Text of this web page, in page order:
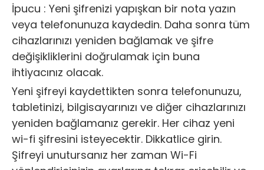
İpucu : Yeni şifrenizi yapışkan bir nota yazın
veya telefonunuza kaydedin. Daha sonra tüm
cihazlarınızı yeniden bağlamak ve şifre
değişikliklerini doğrulamak için buna
ihtiyacınız olacak.
Yeni şifreyi kaydettikten sonra telefonunuzu,
tabletinizi, bilgisayarınızı ve diğer cihazlarınızı
yeniden bağlamanız gerekir. Her cihaz yeni
wi-fi şifresini isteyecektir. Dikkatlice girin.
Şifreyi unutursanız her zaman Wi-Fi